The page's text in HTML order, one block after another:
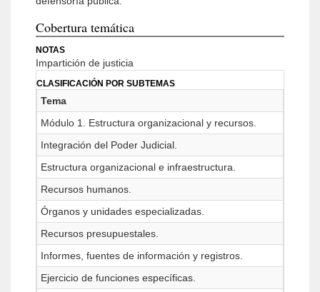
Cobertura temática
NOTAS
Impartición de justicia
CLASIFICACIÓN POR SUBTEMAS
Tema
Módulo 1. Estructura organizacional y recursos.
Integración del Poder Judicial.
Estructura organizacional e infraestructura.
Recursos humanos.
Órganos y unidades especializadas.
Recursos presupuestales.
Informes, fuentes de información y registros.
Ejercicio de funciones específicas.